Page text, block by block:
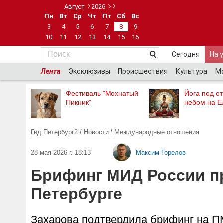
Август
2026
Пн
Вт Ср Чт Пт Сб
Вс
3
4 5 6 7 8
9
10
11 12 13 14 15 16
Сегодня На
Лента Эксклюзивы Происшествия Культура
Фестиваль "Мохнатый
Пикник"
Йога под
небом на
Гид Петербург2 / Новости / Международные отношения
28 мая 2026 г. 18:13 Максим Горелов
Брифинг МИД России
Петербурге
Захарова подтвердила брифинг на